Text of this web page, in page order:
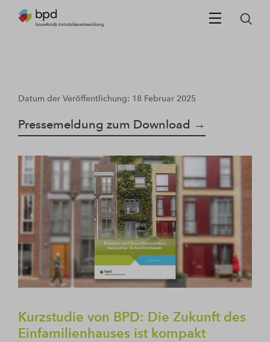
Datum der Veröffentlichung: 18 Februar 2025
Pressemeldung zum Download →
Kurzstudie von BPD: Die Zukunft des
Einfamilienhauses ist kompakt